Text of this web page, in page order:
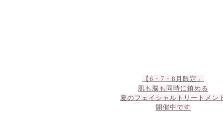
【6・7・8月限定」
肌も脳も同時に鎮める
夏のフェイシャルトリートメン
開催中です